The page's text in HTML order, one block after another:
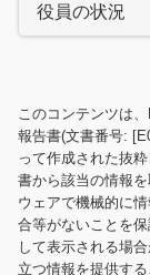
役員の状況
このコンテンツは
報告書(文書番号:
って作成された抜
書から該当の情報
ウェアで機械的に
合等がないことを
して表示される場
立つ情報を提供す